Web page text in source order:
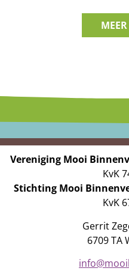
Vereniging Mooi
KvK
Stichting Mooi
KvK
Gerrit
6709 TA